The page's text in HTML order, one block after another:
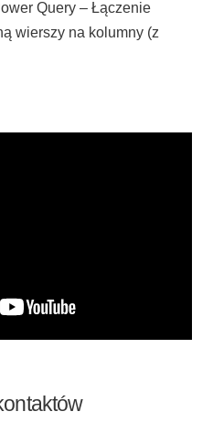
Query – Łączenie
wierszy na kolumny (z